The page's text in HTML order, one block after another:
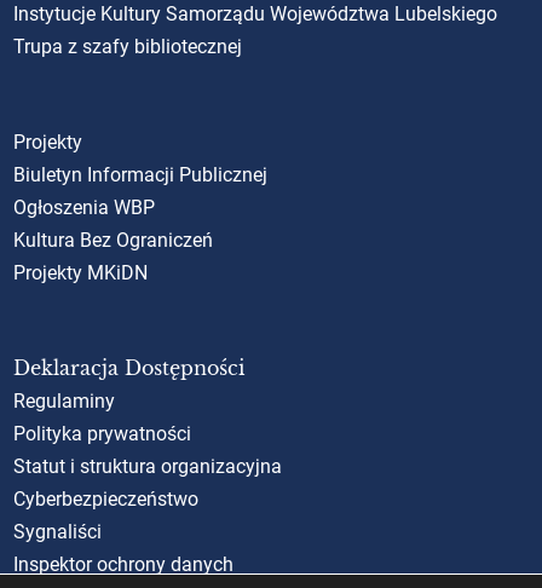
Instytucje Kultury Samorządu Województwa Lubelskiego
Trupa z szafy bibliotecznej
Projekty
Biuletyn Informacji Publicznej
Ogłoszenia WBP
Kultura Bez Ograniczeń
Projekty MKiDN
Deklaracja Dostępności
Regulaminy
Polityka prywatności
Statut i struktura organizacyjna
Cyberbezpieczeństwo
Sygnaliści
Inspektor ochrony danych